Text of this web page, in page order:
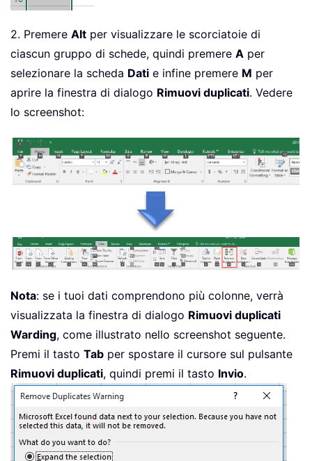
2. Premere Alt per visualizzare le scorciatoie di
ciascun gruppo di schede, quindi premere A per
selezionare la scheda Dati e infine premere M per
aprire la finestra di dialogo Rimuovi duplicati. Vedere
lo screenshot:
Nota: se i tuoi dati comprendono più colonne, verrà
visualizzata la finestra di dialogo Rimuovi duplicati
Warding, come illustrato nello screenshot seguente.
Premi il tasto Tab per spostare il cursore sul pulsante
Rimuovi duplicati, quindi premi il tasto Invio.